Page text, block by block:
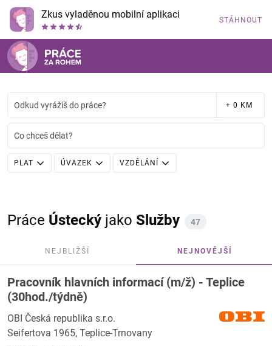
Zkus vyladěnou mobilní aplikaci STÁHNOUT
Odkud vyrážíš do práce? + 0 KM
Co chceš dělat?
PLAT ÚVAZEK VZDĚLÁNÍ
Práce Ústecký jako Služby 47
NEJBLIŽŠÍ NEJNOVĚJŠÍ
Pracovník hlavních informací (m/ž) - Teplice
(30hod./týdně)
OBI Česká republika s.r.o.
Seifertova 1965, Teplice-Trnovany